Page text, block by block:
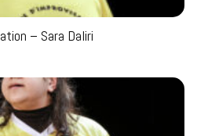
– Sara Daliri